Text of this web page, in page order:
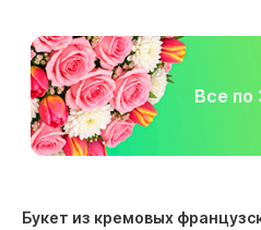
Все по
Букет из кремовых